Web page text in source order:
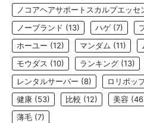
ノコアヘアサポートスカルプエッセ
ノーブランド (13) ハゲ (7)
ホーユー (12) マンダム (11)
モウダス (10) ランキング (13)
レンタルサーバー (8) ロリポッ
健康 (53) 比較 (12) 美容
薄毛 (7)